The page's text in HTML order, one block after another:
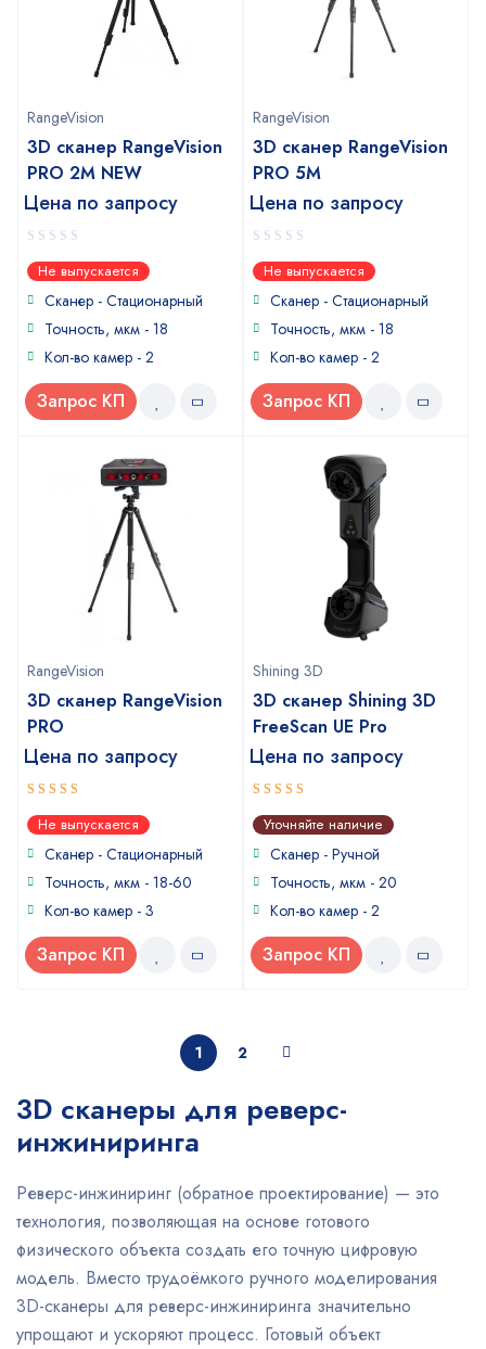
RangeVision
3D сканер RangeVision
PRO 2M NEW
Цена по запросу
0
out
of
Не выпускается
Сканер - Стационарный
Точность, мкм - 18
Кол-во камер - 2
Запрос КП
RangeVision
3D сканер RangeVision
PRO 5M
Цена по запросу
0
out
of
Не выпускается
Сканер - Стационарный
Точность, мкм - 18
Кол-во камер - 2
Запрос КП
RangeVision
3D сканер RangeVision
PRO
Цена по запросу
5out of 5
Не выпускается
Сканер - Стационарный
Точность, мкм - 18-60
Кол-во камер - 3
Запрос КП
Shining 3D
3D сканер Shining 3D
FreeScan UE Pro
Цена по запросу
5out of 5
Уточняйте наличие
Сканер - Ручной
Точность, мкм - 20
Кол-во камер - 2
Запрос КП
1 2
3D сканеры для реверс-
инжиниринга
Реверс-инжиниринг (обратное проектирование) — это
технология, позволяющая на основе готового
физического объекта создать его точную цифровую
модель. Вместо трудоёмкого ручного моделирования
3D-сканеры для реверс-инжиниринга значительно
упрощают и ускоряют процесс. Готовый объект